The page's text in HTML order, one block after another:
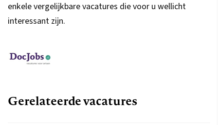
enkele vergelijkbare vacatures die voor u wellicht
interessant zijn.
Gerelateerde vacatures